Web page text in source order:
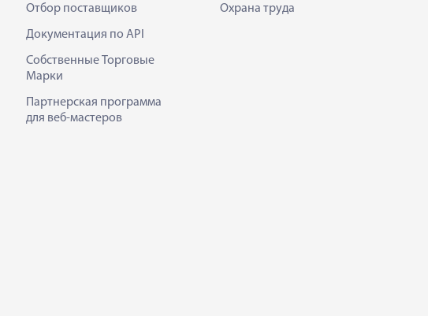
Отбор поставщиков
Документация по API
Собственные Торговые
Марки
Партнерская программа
для веб-мастеров
Охрана труда